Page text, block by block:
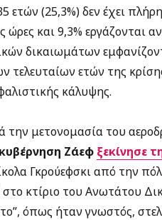
ετών (25,3%) δεν έχει
και 9,3% εργάζονται
δικαιωμάτων
τελευταίων ετών της
κάλυψης.
την μετονομασία του
Ζάεφ ξεκίνησε
Γκρούεφσκι από την
κτίριο του Ανωτάτου
όπως ήταν γνωστός,